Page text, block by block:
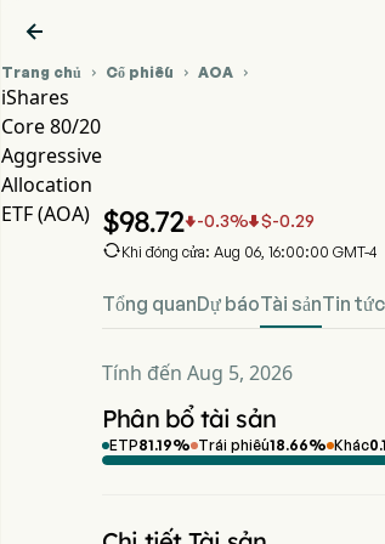

Trang chủ  Cổ phiếu  AOA 
iShares
Core 80/20
Aggressive
Allocation
ETF (AOA) $98.72-0.3% $-0.29
Khi đóng cửa: Aug 06, 16:00:00 GMT-4
Tổng quanDự báoTài sảnTin tức
Tính đến Aug 5, 2026
Phân bổ tài sản
ETP81.19% Trái phiếu18.66% Khác